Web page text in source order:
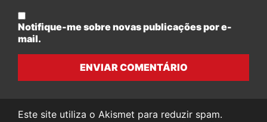
Notifique-me sobre novas publicações por e-
mail.
ENVIAR COMENTÁRIO
Este site utiliza o Akismet para reduzir spam.